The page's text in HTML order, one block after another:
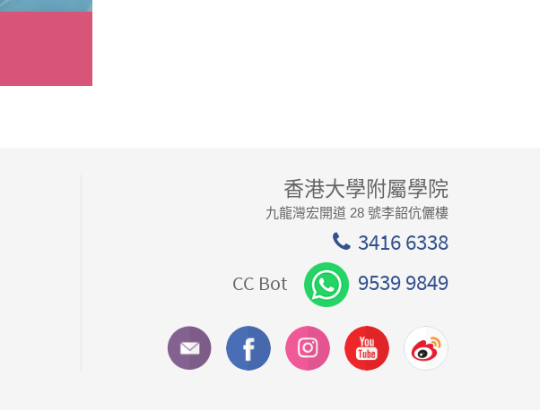
香港大學附屬學院
九龍灣宏開道 28 號李韶伉儷樓
3416 6338
CC Bot 9539 9849